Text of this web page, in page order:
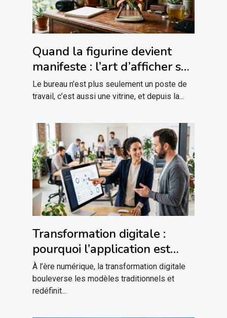
Quand la figurine devient
manifeste : l’art d’afficher sa
passion sur son bureau
Le bureau n’est plus seulement un poste de
travail, c’est aussi une vitrine, et depuis la...
Transformation digitale :
pourquoi l’application est
plus qu’un outil
À l’ère numérique, la transformation digitale
bouleverse les modèles traditionnels et
redéfinit...